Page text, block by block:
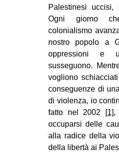
ARTE
Palestinesi uccisi,
Ogni giorno
colonialismo
nostro popolo a
oppressioni e
susseguono.
vogliono
conseguenze di
di violenza, io
fatto nel 2002
[1],
occuparsi delle
alla radice della
della libertà ai